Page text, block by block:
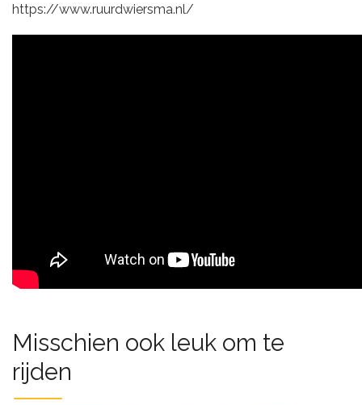
https://www.ruurdwiersma.nl/
Misschien ook leuk om te
rijden